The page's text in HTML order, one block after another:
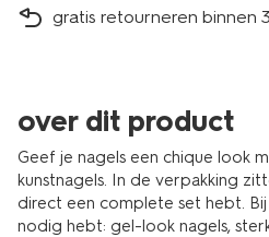
gratis retourneren binnen
over dit product
Geef je nagels een chique look
kunstnagels. In de verpakking
direct een complete set hebt.
nodig hebt: gel-look nagels,